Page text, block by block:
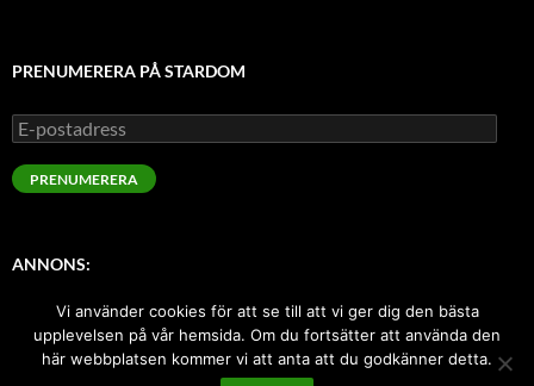
PRENUMERERA PÅ STARDOM
E-
postadress
PRENUMERERA
ANNONS:
Sugen på att annonsera här med index-länk? Kontakta oss!
Vi använder cookies för att se till att vi ger dig den bästa
upplevelsen på vår hemsida. Om du fortsätter att använda den
här webbplatsen kommer vi att anta att du godkänner detta.